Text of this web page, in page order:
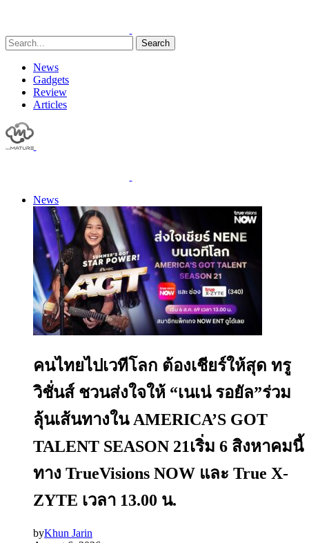
Search
News
Gadgets
Review
Articles
News
คนไทยไปเวทีโลก ต้องเชียร์ให้สุด ทรู
วิชั่นส์ ชวนส่งใจให้ “เนเน่ รอยัล”ร่วม
ลุ้นเส้นทางใน AMERICA’S GOT
TALENT SEASON 21เริ่ม 6 สิงหาคมนี้
ทาง TrueVisions NOW และ True X-
ZYTE เวลา 13.00 น.
byKhun Jarin